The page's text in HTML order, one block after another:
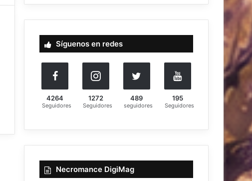
c
:
Síguenos en redes
4264
Seguidores
1272
Seguidores
489
seguidores
195
Seguidores
Necromance DigiMag